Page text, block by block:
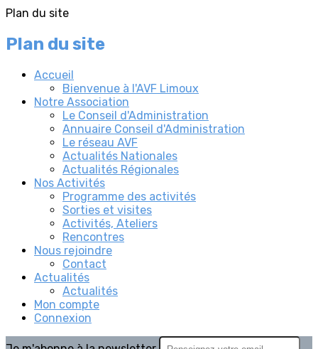
Plan du site
Plan du site
Accueil
Bienvenue à l'AVF Limoux
Notre Association
Le Conseil d'Administration
Annuaire Conseil d'Administration
Le réseau AVF
Actualités Nationales
Actualités Régionales
Nos Activités
Programme des activités
Sorties et visites
Activités, Ateliers
Rencontres
Nous rejoindre
Contact
Actualités
Actualités
Mon compte
Connexion